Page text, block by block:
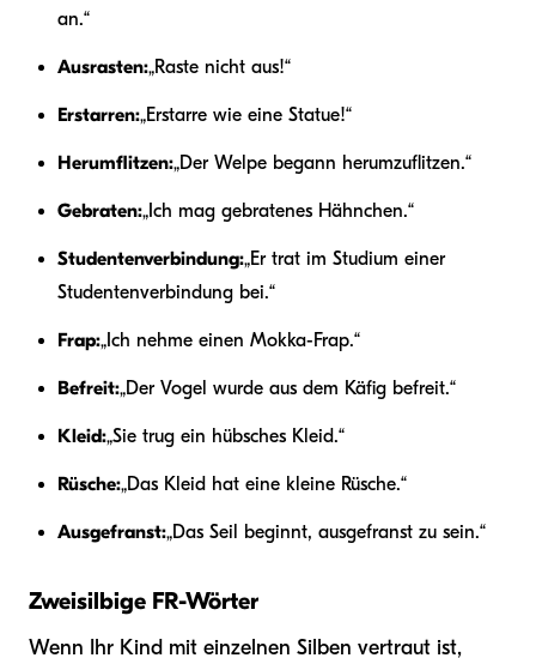
an.“
Ausrasten:„Raste nicht aus!“
Erstarren:„Erstarre wie eine Statue!“
Herumflitzen:„Der Welpe begann herumzuflitzen.“
Gebraten:„Ich mag gebratenes Hähnchen.“
Studentenverbindung:„Er trat im Studium einer
Studentenverbindung bei.“
Frap:„Ich nehme einen Mokka-Frap.“
Befreit:„Der Vogel wurde aus dem Käfig befreit.“
Kleid:„Sie trug ein hübsches Kleid.“
Rüsche:„Das Kleid hat eine kleine Rüsche.“
Ausgefranst:„Das Seil beginnt, ausgefranst zu sein.“
Zweisilbige FR-Wörter
Wenn Ihr Kind mit einzelnen Silben vertraut ist,